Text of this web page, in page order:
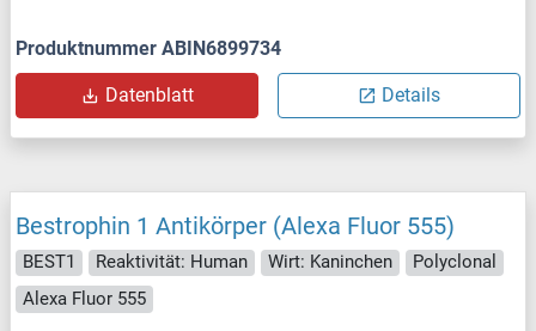
Produktnummer ABIN6899734
Datenblatt Details
Bestrophin 1 Antikörper (Alexa Fluor 555)
BEST1 Reaktivität: Human Wirt: Kaninchen
Polyclonal
Alexa Fluor 555